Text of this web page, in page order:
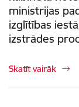
ministrijas
izglītības
izstrādes
Skatīt vairāk